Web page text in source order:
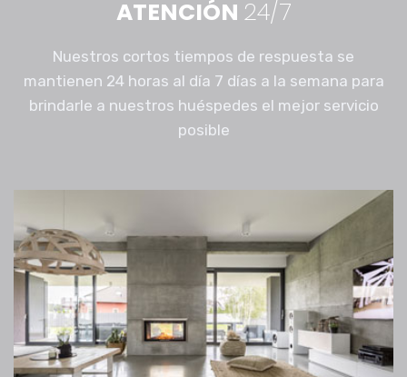
ATENCIÓN 24/7
Nuestros cortos tiempos de respuesta se
mantienen 24 horas al día 7 días a la semana para
brindarle a nuestros huéspedes el mejor servicio
posible